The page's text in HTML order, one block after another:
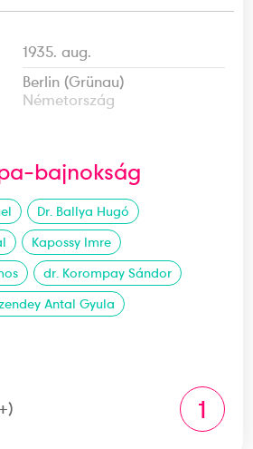
1935. aug.
Berlin (Grünau)
Németország
bajnokság
Dr. Ballya Hugó
Kapossy Imre
dr. Korompay Sándor
Antal Gyula
1